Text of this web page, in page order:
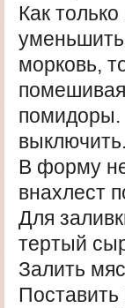
Как
морковь,
помидоры.
выключить.
В форму
внахлест
Для
тертый
Залить
Поставить